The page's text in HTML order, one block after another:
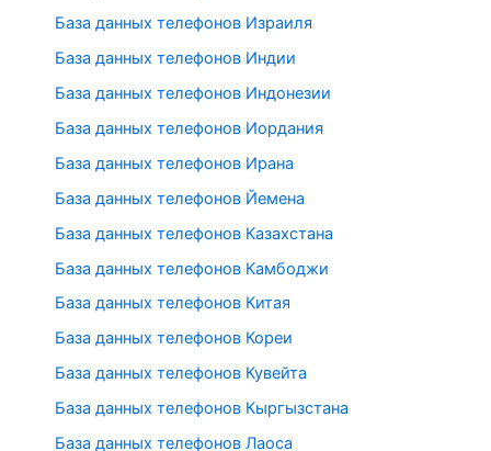
База данных телефонов Израиля
База данных телефонов Индии
База данных телефонов Индонезии
База данных телефонов Иордания
База данных телефонов Ирана
База данных телефонов Йемена
База данных телефонов Казахстана
База данных телефонов Камбоджи
База данных телефонов Китая
База данных телефонов Кореи
База данных телефонов Кувейта
База данных телефонов Кыргызстана
База данных телефонов Лаоса